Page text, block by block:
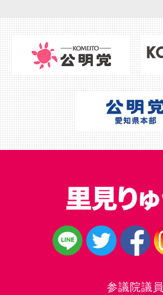
参議院議員